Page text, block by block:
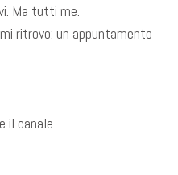
Ma tutti me.
ritrovo: un appuntamento
il canale.